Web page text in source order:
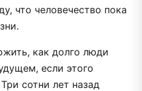
что человечество пока
как долго люди
если этого
сотни лет назад